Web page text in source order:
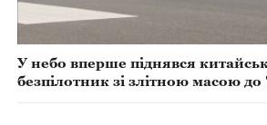
У небо вперше піднявся
безпілотник зі злітною масою до